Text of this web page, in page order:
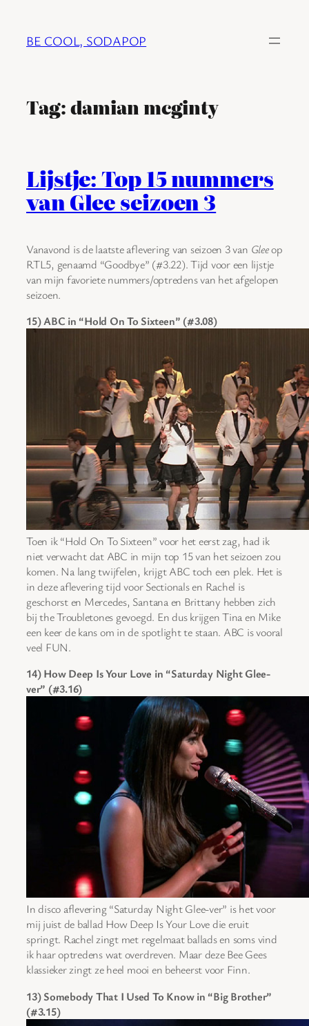
BE COOL, SODAPOP
Tag:damian mcginty
Lijstje: Top 15 nummers
van Glee seizoen 3
Vanavond is de laatste aflevering van seizoen 3 van Gleeop
RTL5, genaamd “Goodbye” (#3.22). Tijd voor een lijstje
van mijn favoriete nummers/optredens van het afgelopen
seizoen.
15) ABC in “Hold On To Sixteen” (#3.08)
Toen ik “Hold On To Sixteen” voor het eerst zag, had ik
niet verwacht dat ABC in mijn top 15 van het seizoen zou
komen. Na lang twijfelen, krijgt ABC toch een plek. Het is
in deze aflevering tijd voor Sectionals en Rachel is
geschorst en Mercedes, Santana en Brittany hebben zich
bij the Troubletones gevoegd. En dus krijgen Tina en Mike
een keer de kans om in de spotlight te staan. ABC is vooral
veel FUN.
14) How Deep Is Your Love in “Saturday Night Glee-
ver” (#3.16)
In disco aflevering “Saturday Night Glee-ver” is het voor
mij juist de ballad How Deep Is Your Love die eruit
springt. Rachel zingt met regelmaat ballads en soms vind
ik haar optredens wat overdreven. Maar deze Bee Gees
klassieker zingt ze heel mooi en beheerst voor Finn.
13) Somebody That I Used To Know in “Big Brother”
(#3.15)